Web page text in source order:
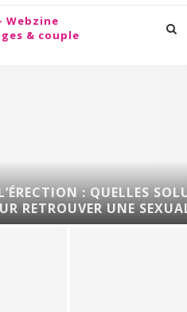
: QUELLES SOLUTIONS
UNE SEXUALITÉ...